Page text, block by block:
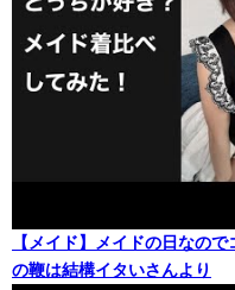
【メイド】メイドの日なの
の鞭は結構イタいさんより